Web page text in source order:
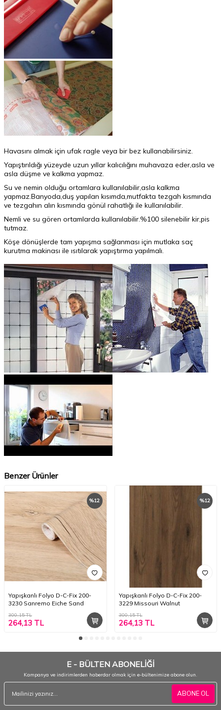
Havasını almak için ufak ragle veya bir bez kullanabilirsiniz.
Yapıştırıldığı yüzeyde uzun yıllar kalıcılığını muhavaza eder,asla ve
asla düşme ve kalkma yapmaz.
Su ve nemin olduğu ortamlara kullanılabilir,asla kalkma
yapmaz.Banyoda,duş yapılan kısımda,mutfakta tezgah kısmında
ve tezgahın alın kısmında gönül rahatlığı ile kullanılabilir.
Nemli ve su gören ortamlarda kullanılabilir.%100 silenebilir kir,pis
tutmaz.
Köşe dönüşlerde tam yapışma sağlanması için mutlaka saç
kurutma makinası ile ısıtılarak yapıştırma yapılmalı.
Benzer Ürünler
%12
Yapışkanlı Folyo D-C-Fix 200-
3230 Sanremo Eiche Sand
300,15TL
264,13 TL
%12
Yapışkanlı Folyo D-C-Fix 200-
3229 Missouri Walnut
300,15TL
264,13TL
E - BÜLTEN ABONELİĞİ
Kampanya ve indirimlerden haberdar olmak için e-bültenimize abone olun.
ABONE OL